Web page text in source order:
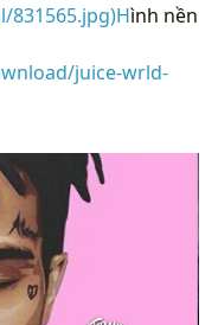
ình nền
juice-wrld-